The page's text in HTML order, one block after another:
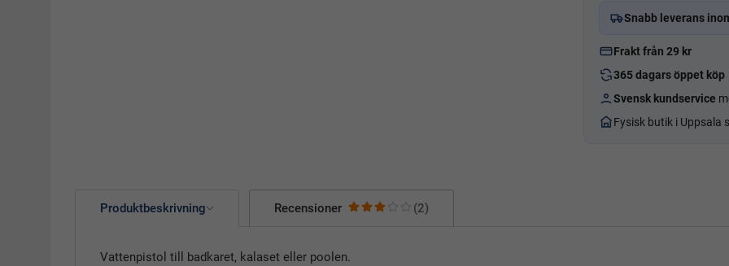
Snabb leverans
Frakt från 29 kr
365 dagars öppet köp
Svensk kundservice
Fysisk butik i Uppsala
Produktbeskrivning Recensioner (2)
Vattenpistol till badkaret, kalaset eller poolen.